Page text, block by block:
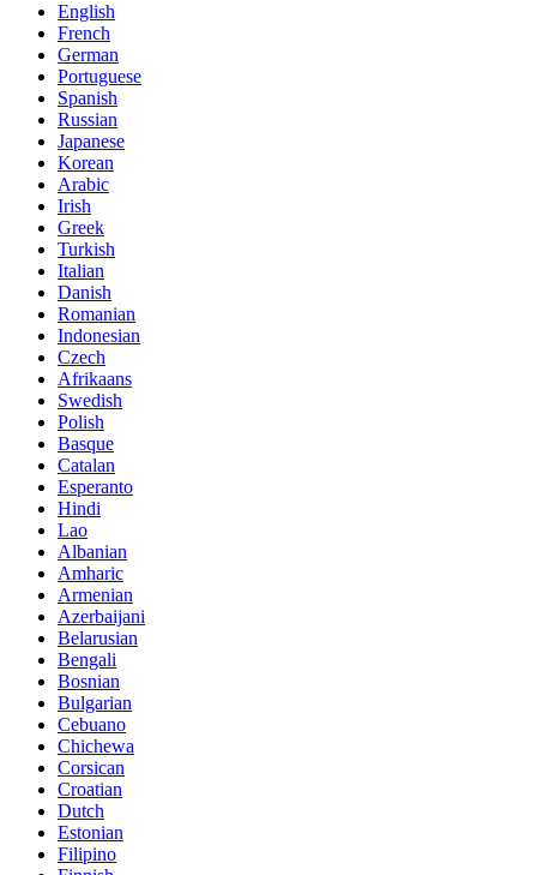
English
French
German
Portuguese
Spanish
Russian
Japanese
Korean
Arabic
Irish
Greek
Turkish
Italian
Danish
Romanian
Indonesian
Czech
Afrikaans
Swedish
Polish
Basque
Catalan
Esperanto
Hindi
Lao
Albanian
Amharic
Armenian
Azerbaijani
Belarusian
Bengali
Bosnian
Bulgarian
Cebuano
Chichewa
Corsican
Croatian
Dutch
Estonian
Filipino